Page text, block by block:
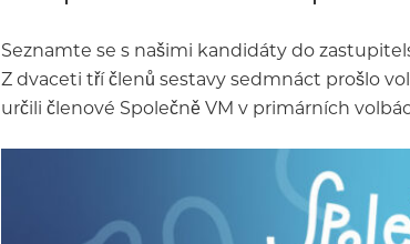
Seznamte se s našimi kandidáty do
Z dvaceti tří členů sestavy sedmnáct prošlo
určili členové Společně VM v primárních